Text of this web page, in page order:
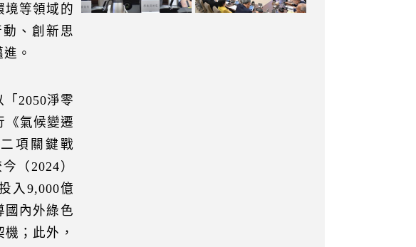
境等領域的
、創新思
。
2050淨零
《氣候變遷
項關鍵戰
（2024）
入9,000億
國內外綠色
；此外，